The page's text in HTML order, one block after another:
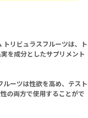
リビュラスフルーツは、ト
を成分としたサプリメント
ーツは性欲を高め、テスト
の両方で使用することがで